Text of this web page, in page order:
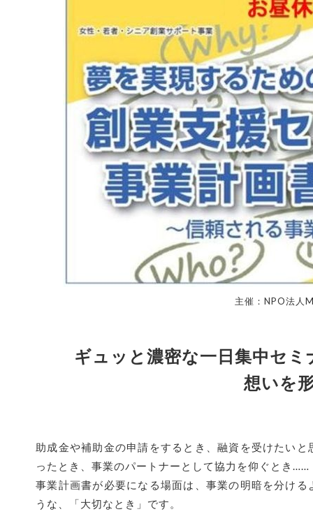
主催：NPO法人
ギュッと濃密な一日集中セ
想いを
助成金や補助金の申請をするとき、融資を受けたいと
ったとき、事業のパートナーとして協力を仰ぐとき……
事業計画書が必要になる場面は、事業の明暗を分ける
うな、「大切なとき」です。